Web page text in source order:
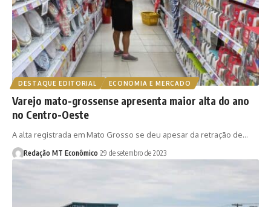
DESTAQUE EDITORIAL ECONOMIA E MERCADO
Varejo mato-grossense apresenta maior alta do ano
no Centro-Oeste
A alta registrada em Mato Grosso se deu apesar da retração de…
Redação MT Econômico 29 de setembro de 2023